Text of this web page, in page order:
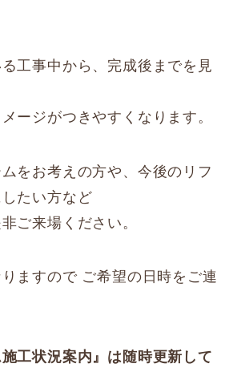
工事中から、完成後までを見
ージがつきやすくなります。
をお考えの方や、今後のリフ
たい方など
ご来場ください。
ますので ご希望の日時をご連
工状況案内』は随時更新して